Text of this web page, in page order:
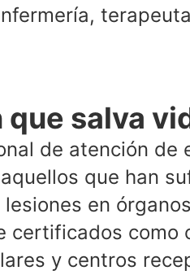
salva
de atención
que han
en
certificados
y centros